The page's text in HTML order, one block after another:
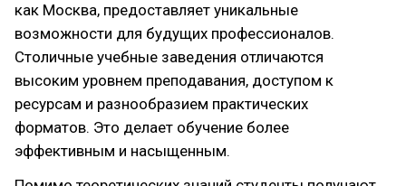
как Москва, предоставляет уникальные
возможности для будущих профессионалов.
Столичные учебные заведения отличаются
высоким уровнем преподавания, доступом к
ресурсам и разнообразием практических
форматов. Это делает обучение более
эффективным и насыщенным.